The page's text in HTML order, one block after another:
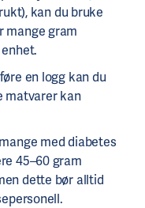
kan du bruke
mange gram
en logg kan du
matvarer kan
med diabetes
45–60 gram
dette bør alltid